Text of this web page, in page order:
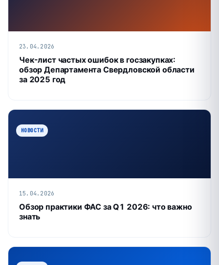
23.04.2026
Чек-лист частых ошибок в госзакупках:
обзор Департамента Свердловской области
за 2025 год
НОВОСТИ
15.04.2026
Обзор практики ФАС за Q1 2026: что важно
знать